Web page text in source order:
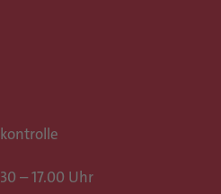
– 17.00 Uhr